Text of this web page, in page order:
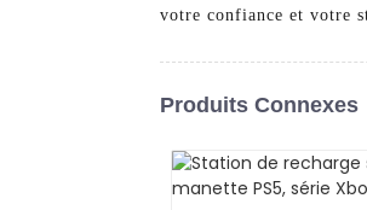
votre confiance et votre
Produits Connexes